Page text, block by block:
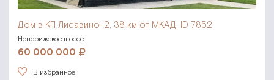
Дом в КП Лисавино-2, 38 км от МКАД, ID 7852
Новорижское шоссе
60 000 000
В избранное